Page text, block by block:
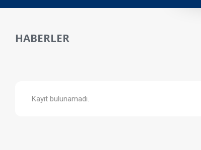
HABERLER
Kayıt bulunamadı.